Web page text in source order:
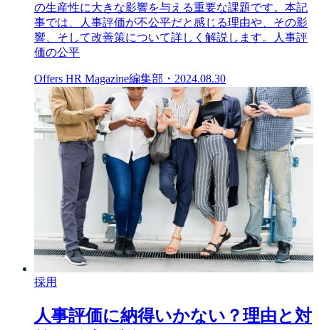
の生産性に大きな影響を与える重要な課題です。本記
事では、人事評価が不公平だと感じる理由や、その影
響、そして改善策について詳しく解説します。人事評
価の公平
Offers HR Magazine編集部 ・ 2024.08.30
採用
人事評価に納得いかない？理由と対